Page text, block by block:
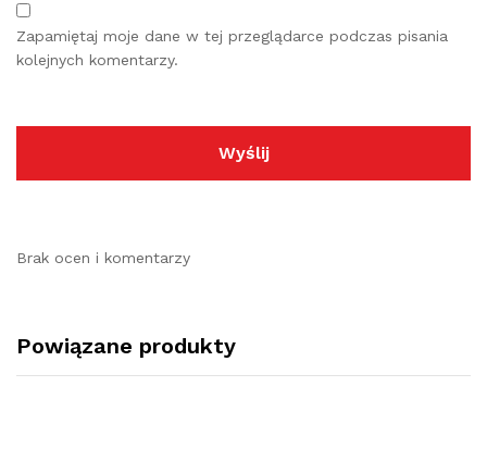
Zapamiętaj moje dane w tej przeglądarce podczas pisania
kolejnych komentarzy.
Brak ocen i komentarzy
Powiązane produkty